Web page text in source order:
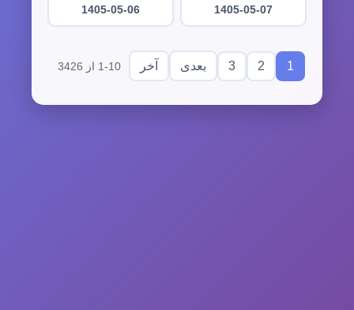
1405-05-07
1405-05-06
1
2
3 بعدی آخر 1-10 از 3426